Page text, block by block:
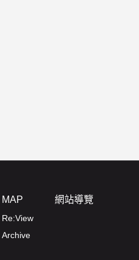
MAP
Re:View
Archive
網站導覽